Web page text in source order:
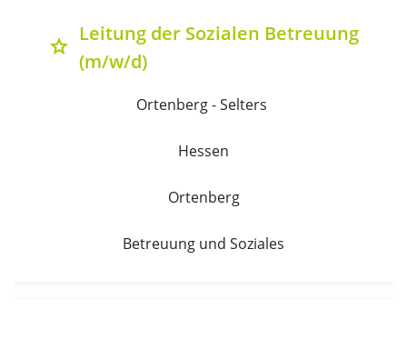
grade
Leitung der Sozialen Betreuung
(m/w/d)
Ortenberg - Selters
Hessen
Ortenberg
Betreuung und Soziales